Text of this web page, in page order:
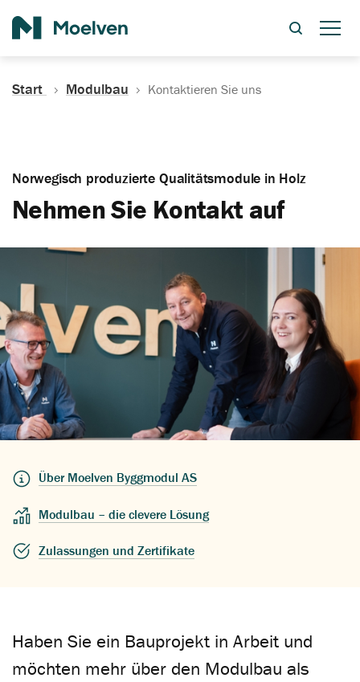
Start Modulbau Kontaktieren Sie uns
Norwegisch produzierte Qualitätsmodule in Holz
Nehmen Sie Kontakt auf
Über Moelven Byggmodul AS
Modulbau – die clevere Lösung
Zulassungen und Zertifikate
Haben Sie ein Bauprojekt in Arbeit und
möchten mehr über den Modulbau als